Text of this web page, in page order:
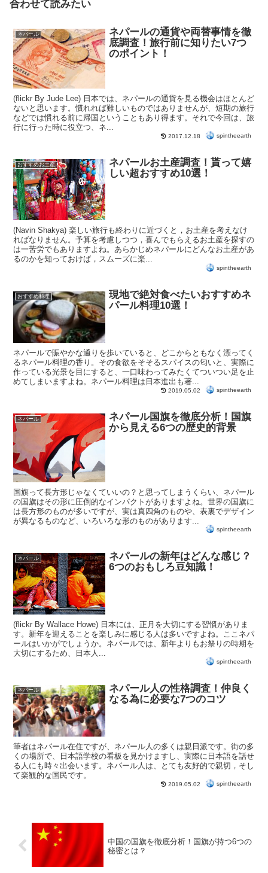
合わせて読みたい
ネパール
ネパールの通貨や両替事情を徹
底調査！旅行前に知りたい7つ
のポイント！
(flickr By Jude Lee) 日本では、ネパールの通貨を見る機会はほとんど
ないと思います。慣れれば難しいものではありませんが、短期の旅行
などでは慣れる前に帰国ということもあり得ます。それで今回は、旅
行に行った時に役立つ、ネ...
2017.12.18 spintheearth
おすすめお土産
ネパールお土産調査！貰って嬉
しい超おすすめ10選！
(Navin Shakya) 楽しい旅行も終わりに近づくと，お土産を考えなけ
ればなりません。予算を考慮しつつ，喜んでもらえるお土産を探すの
は一苦労でもありますよね。あらかじめネパールにどんなお土産があ
るのかを知っておけば，スムーズに楽...
spintheearth
おすすめ料理
現地で絶対食べたいおすすめネ
パール料理10選！
ネパールで賑やかな通りを歩いていると、どこからともなく漂ってく
るネパール料理の香り。その食欲をそそるスパイスの匂いと、実際に
作っている光景を目にすると、一口味わってみたくてついつい足を止
めてしまいますよね。ネパール料理は日本進出も著...
2019.05.02 spintheearth
ネパール
ネパール国旗を徹底分析！国旗
から見える6つの歴史的背景
国旗って長方形じゃなくていいの？と思ってしまうくらい、ネパール
の国旗はその形に圧倒的なインパクトがありますよね。世界の国旗に
は長方形のものが多いですが、実は真四角のものや、表裏でデザイン
が異なるものなど、いろいろな形のものがあります...
spintheearth
ネパール
ネパールの新年はどんな感じ？
6つのおもしろ豆知識！
(flickr By Wallace Howe) 日本には、正月を大切にする習慣がありま
す。新年を迎えることを楽しみに感じる人は多いですよね。ここネパ
ールはいかがでしょうか。ネパールでは、新年よりもお祭りの時期を
大切にするため、日本人...
spintheearth
ネパール
ネパール人の性格調査！仲良く
なる為に必要な7つのコツ
筆者はネパール在住ですが、ネパール人の多くは親日派です。街の多
くの場所で、日本語学校の看板を見かけますし、実際に日本語を話せ
る人にも時々出会います。ネパール人は、とても友好的で親切，そし
て楽観的な国民です。
2019.05.02 spintheearth
中国の国旗を徹底分析！国旗が持つ6つの
秘密とは？